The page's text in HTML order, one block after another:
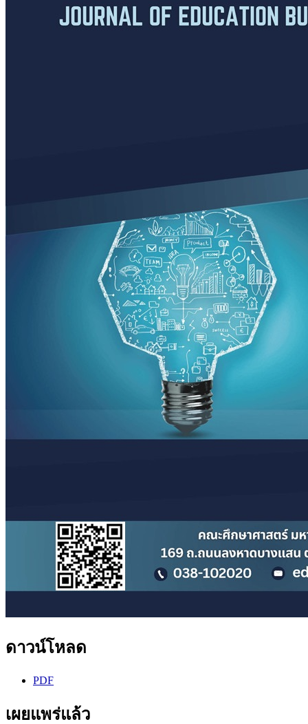
ดาวน์โหลด
PDF
เผยแพร่แล้ว